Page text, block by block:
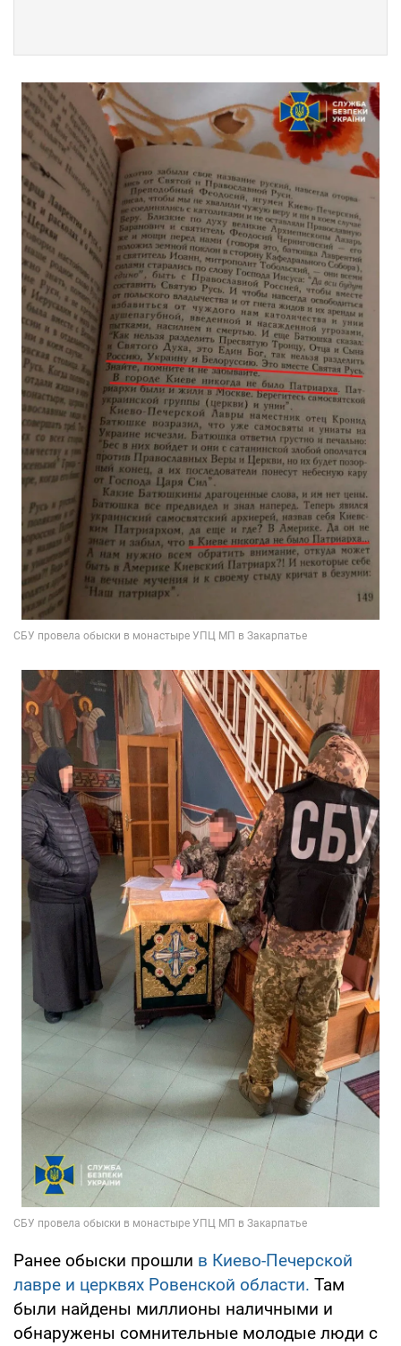
Ранее обыски прошли в Киево-Печерской
лавре и церквях Ровенской области. Там
были найдены миллионы наличными и
обнаружены сомнительные молодые люди с